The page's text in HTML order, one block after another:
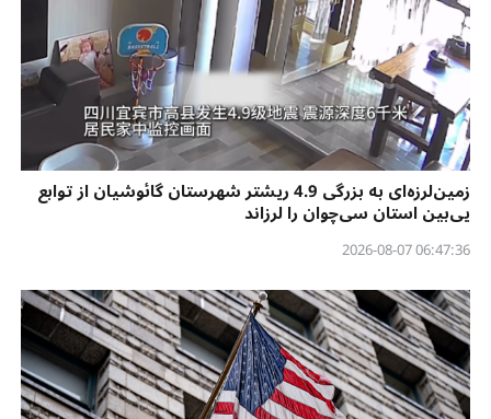
زمین‌لرزه‌ای به بزرگی 4.9 ریشتر شهرستان گائوشیان از توابع
یی‌بین استان سی‌چوان را لرزاند
06:47:36 2026-08-07